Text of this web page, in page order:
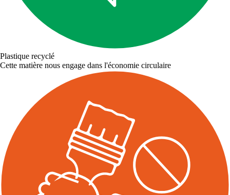
Plastique recyclé
Cette matière nous engage dans l'économie circulaire